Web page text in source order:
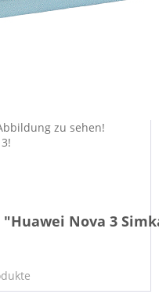
zu sehen!
Nova 3